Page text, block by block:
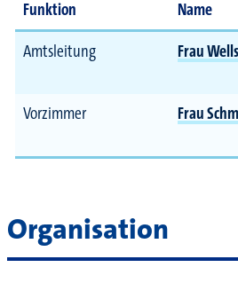
Funktion Name
Amtsleitung
Frau
Vorzimmer
Frau
Organisation